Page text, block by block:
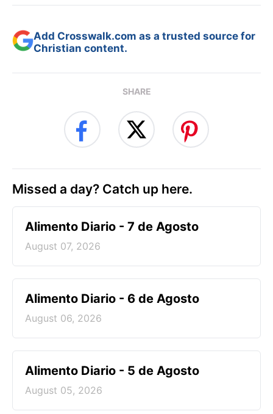
Add Crosswalk.com as a trusted source for
Christian content.
SHARE
Missed a day? Catch up here.
Alimento Diario - 7 de Agosto
August 07, 2026
Alimento Diario - 6 de Agosto
August 06, 2026
Alimento Diario - 5 de Agosto
August 05, 2026